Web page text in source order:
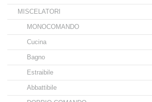
MISCELATORI
MONOCOMANDO
Cucina
Bagno
Estraibile
Abbattibile